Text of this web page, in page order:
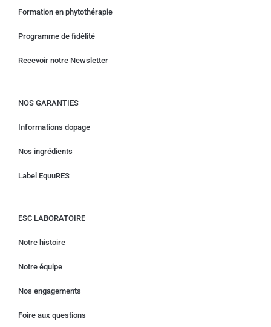
Formation en phytothérapie
Programme de fidélité
Recevoir notre Newsletter
NOS GARANTIES
Informations dopage
Nos ingrédients
Label EquuRES
ESC LABORATOIRE
Notre histoire
Notre équipe
Nos engagements
Foire aux questions